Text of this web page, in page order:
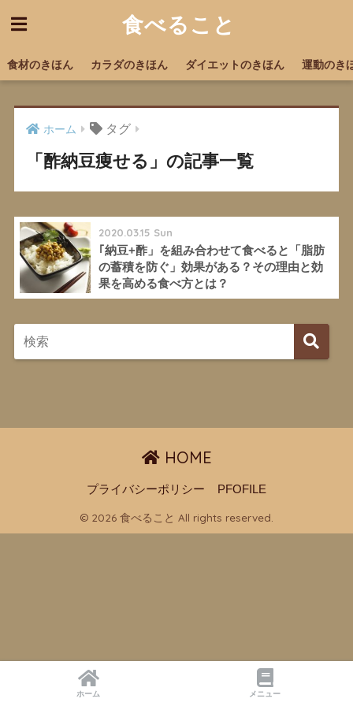
食べること
食材のきほん カラダのきほん ダイエットのきほん 運動のき
ホーム タグ
「酢納豆痩せる」の記事一覧
2020.03.15 Sun
｢納豆+酢」を組み合わせて食べると「脂肪
の蓄積を防ぐ」効果がある？その理由と効
果を高める食べ方とは？
HOME
プライバシーポリシー PFOFILE
© 2026 食べること All rights reserved.
ホーム メニュー